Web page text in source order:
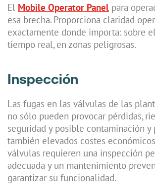
El Mobile Operator Panel para
esa brecha. Proporciona claridad
exactamente donde importa: sobre
tiempo real, en zonas peligrosas.
Inspección
Las fugas en las válvulas de las
no sólo pueden provocar pérdidas,
seguridad y posible contaminación y
también elevados costes
válvulas requieren una inspección
adecuada y un mantenimiento
garantizar su funcionalidad.